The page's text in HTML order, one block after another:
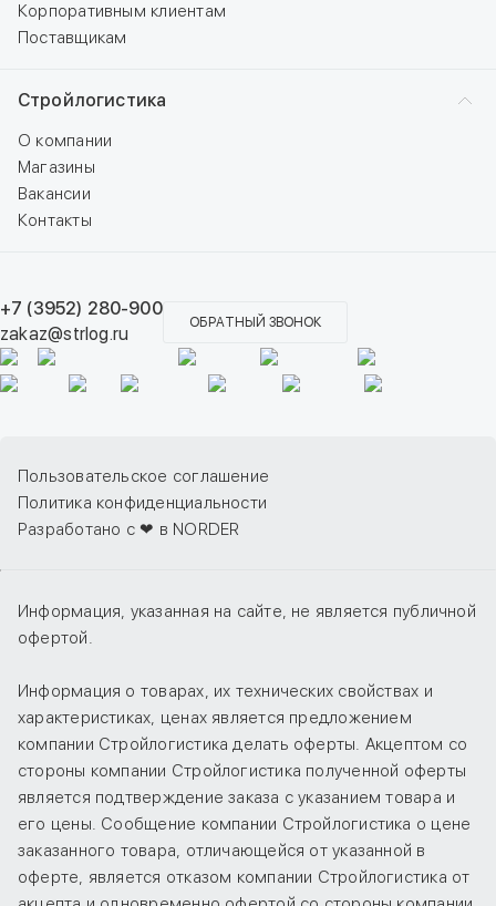
Корпоративным клиентам
Поставщикам
Стройлогистика
О компании
Магазины
Вакансии
Контакты
+7 (3952) 280-900
zakaz@strlog.ru
ОБРАТНЫЙ ЗВОНОК
Пользовательское соглашение
Политика конфиденциальности
Разработано с ❤ в NORDER
Информация, указанная на сайте, не является публичной
офертой.
Информация о товарах, их технических свойствах и
характеристиках, ценах является предложением
компании Стройлогистика делать оферты. Акцептом со
стороны компании Стройлогистика полученной оферты
является подтверждение заказа с указанием товара и
его цены. Сообщение компании Стройлогистика о цене
заказанного товара, отличающейся от указанной в
оферте, является отказом компании Стройлогистика от